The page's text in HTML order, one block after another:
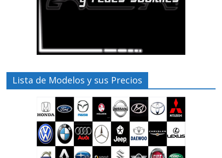
Lista de Modelos y sus Precios